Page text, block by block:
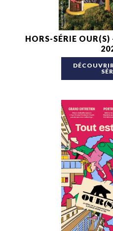
HORS-SÉRIE